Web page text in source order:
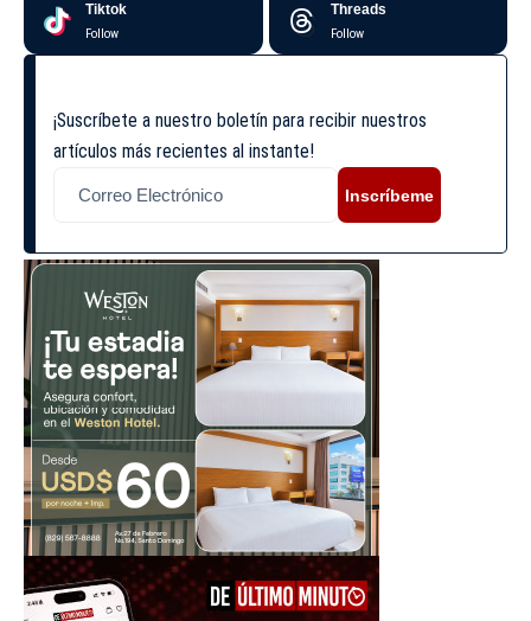
Tiktok
Follow
Threads
Follow
¡Suscríbete a nuestro boletín para recibir nuestros
artículos más recientes al instante!
Inscríbeme